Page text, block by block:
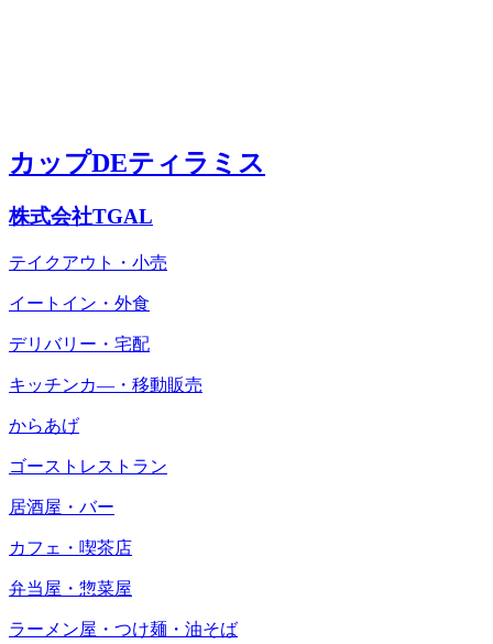
カップDEティラミス
株式会社TGAL
テイクアウト・小売
イートイン・外食
デリバリー・宅配
キッチンカ―・移動販売
からあげ
ゴーストレストラン
居酒屋・バー
カフェ・喫茶店
弁当屋・惣菜屋
ラーメン屋・つけ麺・油そば